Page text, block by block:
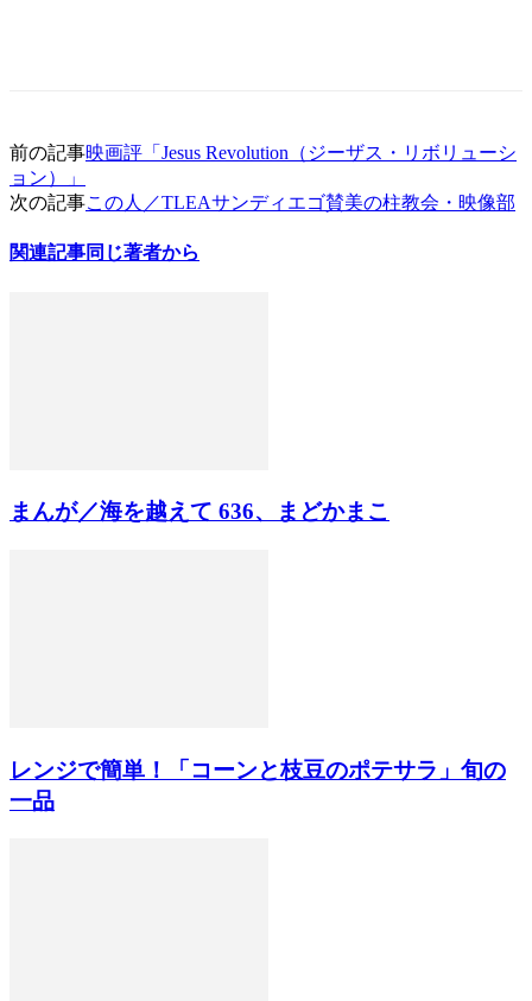
前の記事映画評「Jesus Revolution（ジーザス・リボリューシ
ョン）」
次の記事この人／TLEAサンディエゴ賛美の柱教会・映像部
関連記事同じ著者から
まんが／海を越えて 636、まどかまこ
レンジで簡単！「コーンと枝豆のポテサラ」旬の
一品